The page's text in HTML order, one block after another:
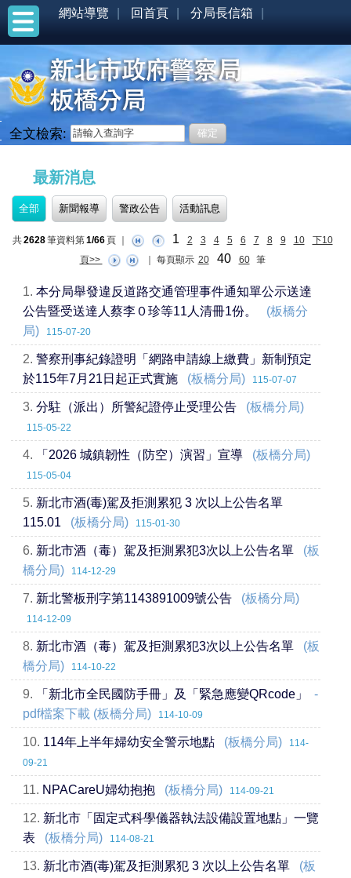
網站導覽 回首頁 分局長信箱
全文檢索:
最新消息
全部 新聞報導 警政公告 活動訊息
共2628筆資料第1/66頁 1 2 3 4 5 6 7 8 9 10
下10
頁>>
每頁顯示 20 40 60 筆
1. 本分局舉發違反道路交通管理事件通知單公示送達
公告暨受送達人蔡李０珍等11人清冊1份。
(板橋分
局)
115-07-20
2. 警察刑事紀錄證明「網路申請線上繳費」新制預定
於115年7月21日起正式實施
(板橋分局) 115-07-07
3. 分駐（派出）所警紀證停止受理公告 (板橋分局)
115-05-22
4. 「2026 城鎮韌性（防空）演習」宣導 (板橋分局)
115-05-04
5. 新北市酒(毒)駕及拒測累犯 3 次以上公告名單
115.01
(板橋分局) 115-01-30
6. 新北市酒（毒）駕及拒測累犯3次以上公告名單
(板
橋分局)
114-12-29
7. 新北警板刑字第1143891009號公告 (板橋分局)
114-12-09
8. 新北市酒（毒）駕及拒測累犯3次以上公告名單
(板
橋分局)
114-10-22
9. 「新北市全民國防手冊」及「緊急應變QRcode」
-
pdf檔案下載 (板橋分局)
114-10-09
10. 114年上半年婦幼安全警示地點 (板橋分局)
114-
09-21
11. NPACareU婦幼抱抱 (板橋分局) 114-09-21
12. 新北市「固定式科學儀器執法設備設置地點」一覽
表
(板橋分局) 114-08-21
13. 新北市酒(毒)駕及拒測累犯 3 次以上公告名單
(板